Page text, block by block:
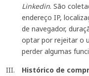
Linkedin. São
endereço IP,
de navegador,
optar por rejeitar o
perder algumas
Histórico de